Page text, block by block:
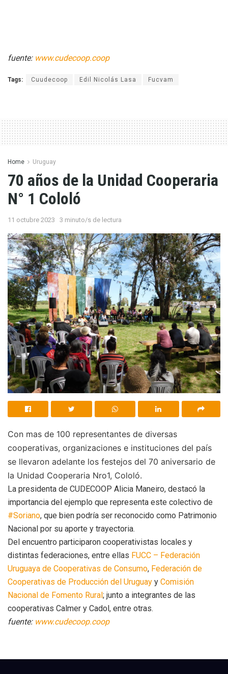
fuente: www.cudecoop.coop
Tags: Cuudecoop Edil Nicolás Lasa Fucvam
Home Uruguay
70 años de la Unidad Cooperaria
N° 1 Cololó
11 octubre 2023 3 minuto/s de lectura
Con mas de 100 representantes de diversas
cooperativas, organizaciones e instituciones del país
se llevaron adelante los festejos del 70 aniversario de
la Unidad Cooperaria Nro1, Cololó.
La presidenta de CUDECOOP Alicia Maneiro, destacó la
importancia del ejemplo que representa este colectivo de
#Soriano, que bien podría ser reconocido como Patrimonio
Nacional por su aporte y trayectoria.
Del encuentro participaron cooperativistas locales y
distintas federaciones, entre ellas FUCC – Federación
Uruguaya de Cooperativas de Consumo, Federación de
Cooperativas de Producción del Uruguay y Comisión
Nacional de Fomento Rural; junto a integrantes de las
cooperativas Calmer y Cadol, entre otras.
fuente: www.cudecoop.coop